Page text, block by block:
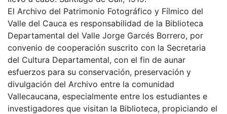
El Archivo del Patrimonio Fotográfico y Fílmico del
Valle del Cauca es responsabilidad de la Biblioteca
Departamental del Valle Jorge Garcés Borrero, por
convenio de cooperación suscrito con la Secretaria
del Cultura Departamental, con el fin de aunar
esfuerzos para su conservación, preservación y
divulgación del Archivo entre la comunidad
Vallecaucana, especialmente entre los estudiantes e
investigadores que visitan la Biblioteca, propiciando el